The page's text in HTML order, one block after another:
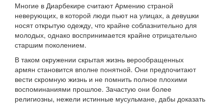
Многие в Диарбекире считают Армению страной
неверующих, в которой люди пьют на улицах, а девушки
носят открытую одежду, что крайне соблазнительно для
молодых, однако воспринимается крайне отрицательно
старшим поколением.
В таком окружении скрытая жизнь верообращенных
армян становится вполне понятной. Они предпочитают
вести скромную жизнь и не помнить полное плохими
воспоминаниями прошлое. Зачастую они более
религиозны, нежели истинные мусульмане, дабы доказать